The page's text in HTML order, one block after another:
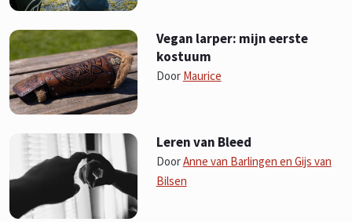
Vegan larper: mijn eerste
kostuum
Door Maurice
Leren van Bleed
DoorAnne van Barlingen en Gijs van
Bilsen